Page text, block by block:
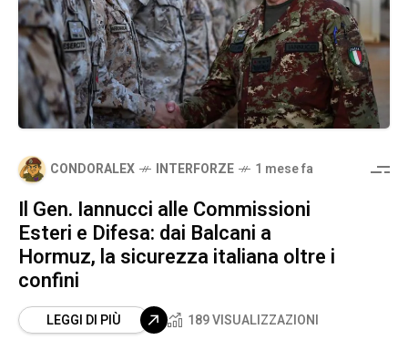
CONDORALEX INTERFORZE 1 mese fa
Il Gen. Iannucci alle Commissioni
Esteri e Difesa: dai Balcani a
Hormuz, la sicurezza italiana oltre i
confini
LEGGI DI PIÙ 189 VISUALIZZAZIONI